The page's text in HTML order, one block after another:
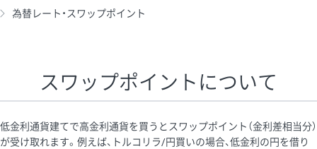
為替レート・スワップポイント
スワップポイントについて
低金利通貨建てで高金利通貨を買うとスワップポイント（金利差相当分）
が受け取れます。例えば、トルコリラ/円買いの場合、低金利の円を借り